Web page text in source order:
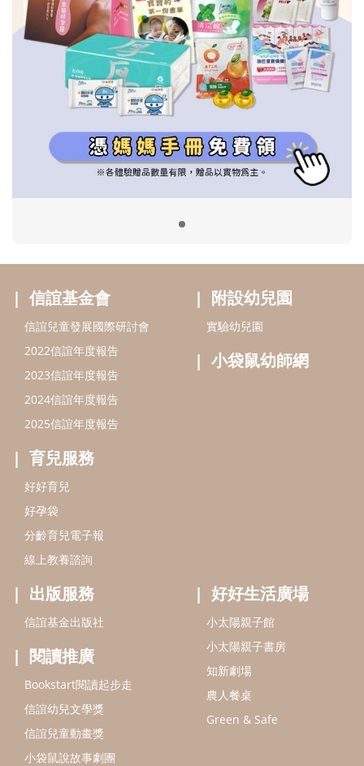
信誼基金會
2022信誼年度報告
2023信誼年度報告
2024信誼年度報告
好孕袋
分齡育兒電子報
線上教養諮詢
附設幼兒園
小袋鼠幼師網
出版服務
信誼基金出版社
閱讀推廣
Bookstart閱讀起步走
信誼幼兒文學獎
信誼兒童動畫獎
小袋鼠說故事劇團
service@hsin-yi.org.tw
信誼好好育兒
小太陽親子書房
(02)2396-5305轉2345 (週一～週五 9:00～18:00)
認識信誼 合作洽談 智慧財產權聲明
本網站建議使用IE9(含以上)或 Google Chrome 版本瀏覽器
信誼基金會/上誼文化實業股份有限公司 版權所有 ©